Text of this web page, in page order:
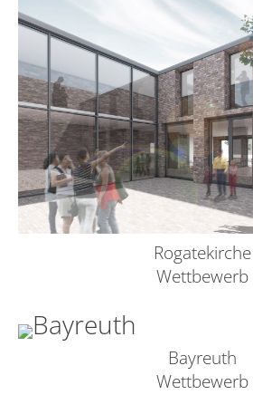
Rogatekirche
Wettbewerb
Bayreuth
Wettbewerb